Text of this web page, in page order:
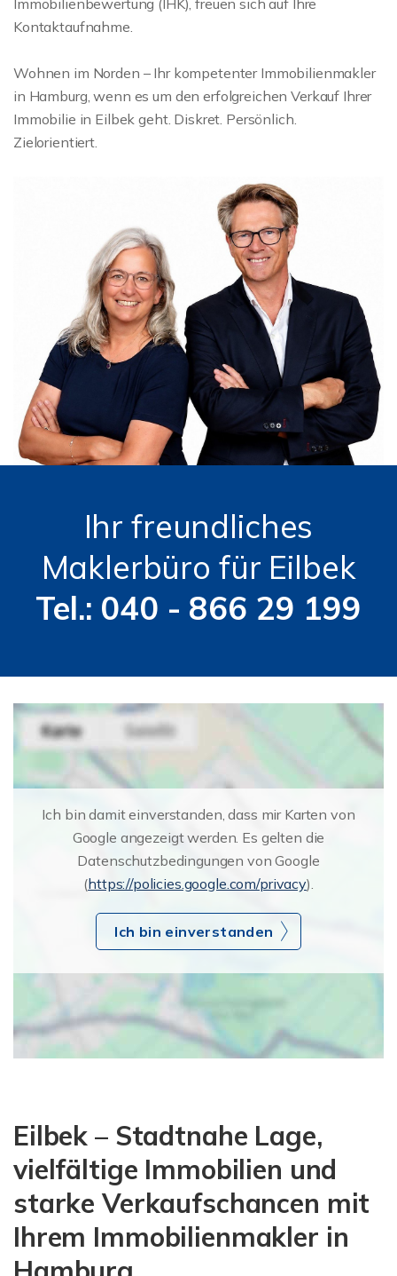
Immobilienbewertung (IHK), freuen sich auf Ihre
Kontaktaufnahme.
Wohnen im Norden – Ihr kompetenter Immobilienmakler
in Hamburg, wenn es um den erfolgreichen Verkauf Ihrer
Immobilie in Eilbek geht. Diskret. Persönlich.
Zielorientiert.
Ihr freundliches
Maklerbüro für Eilbek
Tel.: 040 - 866 29 199
Ich bin damit einverstanden, dass mir Karten von
Google angezeigt werden. Es gelten die
Datenschutzbedingungen von Google
(https://policies.google.com/privacy).
Ich bin einverstanden
Eilbek – Stadtnahe Lage,
vielfältige Immobilien und
starke Verkaufschancen mit
Ihrem Immobilienmakler in